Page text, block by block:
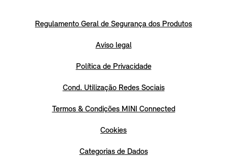
Regulamento Geral de Segurança dos Produtos
Aviso legal
Política de Privacidade
Cond. Utilização Redes Sociais
Termos & Condições MINI Connected
Cookies
Categorias de Dados